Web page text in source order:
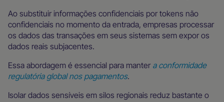
Ao substituir informações confidenciais por tokens não
confidenciais no momento da entrada, empresas processar
os dados das transações em seus sistemas sem expor os
dados reais subjacentes.
Essa abordagem é essencial para manter a conformidade
regulatória global nos pagamentos.
Isolar dados sensíveis em silos regionais reduz bastante o